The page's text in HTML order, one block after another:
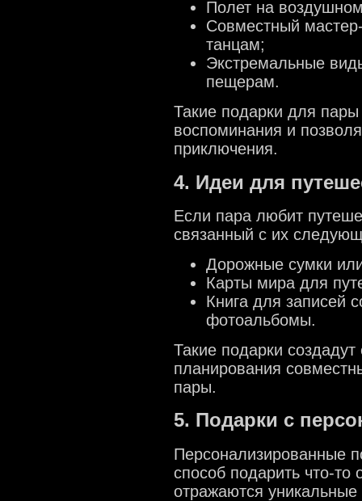
Полет на
Совместный
танцам;
Экстремальные
пещерам.
Такие подарки для
воспоминания и
приключения.
4. Идеи для
Если пара любит
связанный с их
Дорожные сумки
Карты мира для
Книга для записей
фотоальбомы.
Такие подарки
планирования
пары.
5. Подарки с
Персонализированные
способ подарить что-то
отражаются